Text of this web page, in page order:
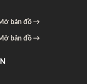
bản đồ →
bản đồ →